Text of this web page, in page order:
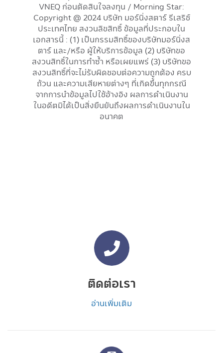
VNEQ ก่อนตัดสินใจลงทุน / Morning Star:
Copyright @ 2024 บริษัท มอร์นิ่งสตาร์ รีเสริช์
ประเทศไทย สงวนลิขสิทธิ์ ข้อมูลที่ประกอบใน
เอกสารนี้ : (1) เป็นกรรมสิทธิ์ของบริษัทมอร์นิ่งส
ตาร์ และ/หรือ ผู้ให้บริการข้อมูล (2) บริษัทขอ
สงวนสิทธิ์ในการทำซ้ำ หรือเผยแพร่ (3) บริษัทขอ
สงวนสิทธิ์ที่จะไม่รับผิดชอบต่อความถูกต้อง ครบ
ถ้วน และความเสียหายต่างๆ ที่เกิดขึ้นทุกกรณี
จากการนำข้อมูลไปใช้อ้างอิง ผลการดำเนินงาน
ในอดีตมิได้เป็นสิ่งยืนยันถึงผลการดำเนินงานใน
อนาคต
ติดต่อเรา
อ่านเพิ่มเติม